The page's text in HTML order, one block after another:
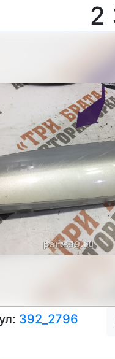
2
392_2796